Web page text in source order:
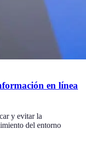
en línea
y evitar la
del entorno